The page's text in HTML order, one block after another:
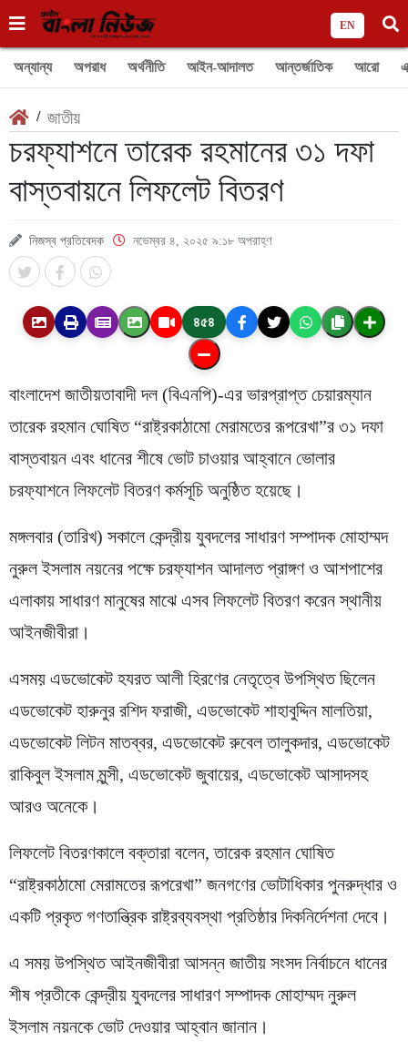
EN
অন্যান্য অপরাধ অর্থনীতি আইন-আদালত আন্তর্জাতিক আরো
/ জাতীয়
চরফ্যাশনে তারেক রহমানের ৩১ দফা
বাস্তবায়নে লিফলেট বিতরণ
নিজস্ব প্রতিবেদক নভেম্বর ৪, ২০২৫ ৯:১৮ অপরাহ্ণ
৪৫৪
বাংলাদেশ জাতীয়তাবাদী দল (বিএনপি)-এর ভারপ্রাপ্ত চেয়ারম্যান
তারেক রহমান ঘোষিত “রাষ্ট্রকাঠামো মেরামতের রূপরেখা”র ৩১ দফা
বাস্তবায়ন এবং ধানের শীষে ভোট চাওয়ার আহ্বানে ভোলার
চরফ্যাশনে লিফলেট বিতরণ কর্মসূচি অনুষ্ঠিত হয়েছে।
মঙ্গলবার (তারিখ) সকালে কেন্দ্রীয় যুবদলের সাধারণ সম্পাদক মোহাম্মদ
নুরুল ইসলাম নয়নের পক্ষে চরফ্যাশন আদালত প্রাঙ্গণ ও আশপাশের
এলাকায় সাধারণ মানুষের মাঝে এসব লিফলেট বিতরণ করেন স্থানীয়
আইনজীবীরা।
এসময় এডভোকেট হযরত আলী হিরণের নেতৃত্বে উপস্থিত ছিলেন
এডভোকেট হারুনুর রশিদ ফরাজী, এডভোকেট শাহাবুদ্দিন মালতিয়া,
এডভোকেট লিটন মাতব্বর, এডভোকেট রুবেল তালুকদার, এডভোকেট
রাকিবুল ইসলাম মুন্সী, এডভোকেট জুবায়ের, এডভোকেট আসাদসহ
আরও অনেকে।
লিফলেট বিতরণকালে বক্তারা বলেন, তারেক রহমান ঘোষিত
“রাষ্ট্রকাঠামো মেরামতের রূপরেখা” জনগণের ভোটাধিকার পুনরুদ্ধার ও
একটি প্রকৃত গণতান্ত্রিক রাষ্ট্রব্যবস্থা প্রতিষ্ঠার দিকনির্দেশনা দেবে।
এ সময় উপস্থিত আইনজীবীরা আসন্ন জাতীয় সংসদ নির্বাচনে ধানের
শীষ প্রতীকে কেন্দ্রীয় যুবদলের সাধারণ সম্পাদক মোহাম্মদ নুরুল
ইসলাম নয়নকে ভোট দেওয়ার আহ্বান জানান।